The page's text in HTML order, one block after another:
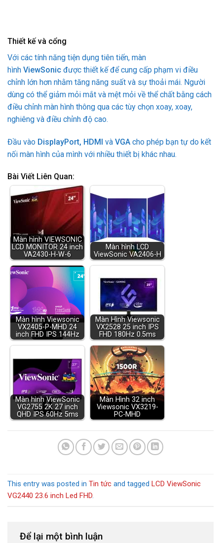
Thiết kế và cổng
Với các tính năng tiện dụng tiên tiến, màn
hình ViewSonic được thiết kế để cung cấp phạm vi điều
chỉnh lớn hơn nhằm tăng năng suất và sự thoải mái. Người
dùng có thể giảm mỏi mắt và mệt mỏi về thể chất bằng cách
điều chỉnh màn hình thông qua các tùy chọn xoay, xoay,
nghiêng và điều chỉnh độ cao.
Đầu vào DisplayPort, HDMI và VGA cho phép bạn tự do kết
nối màn hình của mình với nhiều thiết bị khác nhau.
Bài Viết Liên Quan:
Màn hình VIEWSONIC
LCD MONITOR 24 inch
VA2430-H-W-6
Màn hình LCD
ViewSonic VA2406-H
Màn hình Viewsonic
VX2405-P-MHD 24
inch FHD IPS 144Hz
Màn Hình Viewsonic
VX2528 25 inch IPS
FHD 180Hz 0.5ms
Màn hình ViewSonic
VG2755 2K 27 inch
QHD IPS 60Hz 5ms
Màn Hình 32 inch
Viewsonic VX3219-
PC-MHD
This entry was posted in Tin tức and tagged LCD ViewSonic
VG2440 23.6 inch Led FHD.
Để lại một bình luận